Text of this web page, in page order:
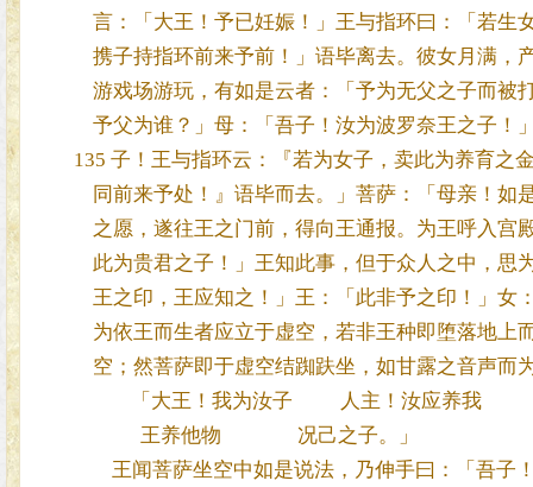
言：「大王！予已妊娠！」王与指环曰：「若生
携子持指环前来予前！」语毕离去。彼女月满，
游戏场游玩，有如是云者：「予为无父之子而被
予父为谁？」母：「吾子！汝为波罗奈王之子！
135 子！王与指环云：『若为女子，卖此为养育之
同前来予处！』语毕而去。」菩萨：「母亲！如
之愿，遂往王之门前，得向王通报。为王呼入宫
此为贵君之子！」王知此事，但于众人之中，思
王之印，王应知之！」王：「此非予之印！」女
为依王而生者应立于虚空，若非王种即堕落地上
空；然菩萨即于虚空结踟趺坐，如甘露之音声而
「大王！我为汝子 人主！汝应养我
王养他物 况己之子。」
王闻菩萨坐空中如是说法，乃伸手曰：「吾子